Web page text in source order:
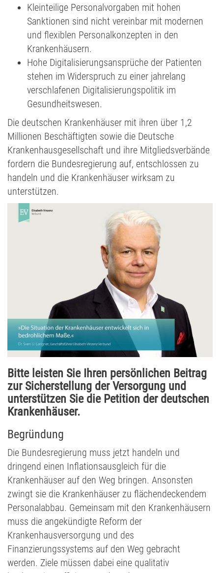
Kleinteilige Personalvorgaben mit hohen
Sanktionen sind nicht vereinbar mit modernen
und flexiblen Personalkonzepten in den
Krankenhäusern.
Hohe Digitalisierungsansprüche der Patienten
stehen im Widerspruch zu einer jahrelang
verschlafenen Digitalisierungspolitik im
Gesundheitswesen.
Die deutschen Krankenhäuser mit ihren über 1,2
Millionen Beschäftigten sowie die Deutsche
Krankenhausgesellschaft und ihre Mitgliedsverbände
fordern die Bundesregierung auf, entschlossen zu
handeln und die Krankenhäuser wirksam zu
unterstützen.
Bitte leisten Sie Ihren persönlichen Beitrag
zur Sicherstellung der Versorgung und
unterstützen Sie die Petition der deutschen
Krankenhäuser.
Begründung
Die Bundesregierung muss jetzt handeln und
dringend einen Inflationsausgleich für die
Krankenhäuser auf den Weg bringen. Ansonsten
zwingt sie die Krankenhäuser zu flächendeckendem
Personalabbau. Gemeinsam mit den Krankenhäusern
muss die angekündigte Reform der
Krankenhausversorgung und des
Finanzierungssystems auf den Weg gebracht
werden. Ziele müssen dabei eine qualitativ